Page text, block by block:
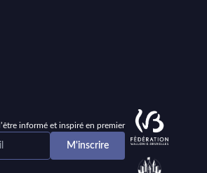
informé et inspiré en premier